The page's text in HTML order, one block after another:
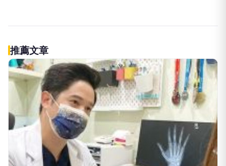
台灣癌症基金會
PR
立即諮詢HPV！是對自己健康最好
的投資，把握現在不嫌晚！
台灣癌症基金會
PR 做到這點才有資格說愛你
台灣癌症基金會